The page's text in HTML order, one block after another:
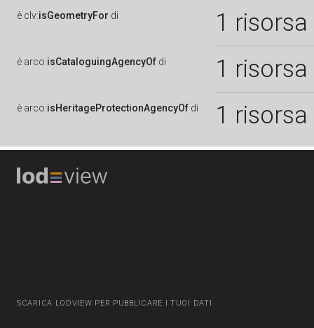
è clv:isGeometryFor di 1 risorsa
è arco:isCataloguingAgencyOf di 1 risorsa
è arco:isHeritageProtectionAgencyOf di 1 risorsa
SCARICA LODVIEW PER PUBBLICARE I TUOI DATI